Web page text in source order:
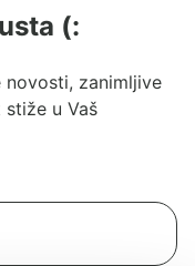
(:
novosti, zanimljive
u Vaš